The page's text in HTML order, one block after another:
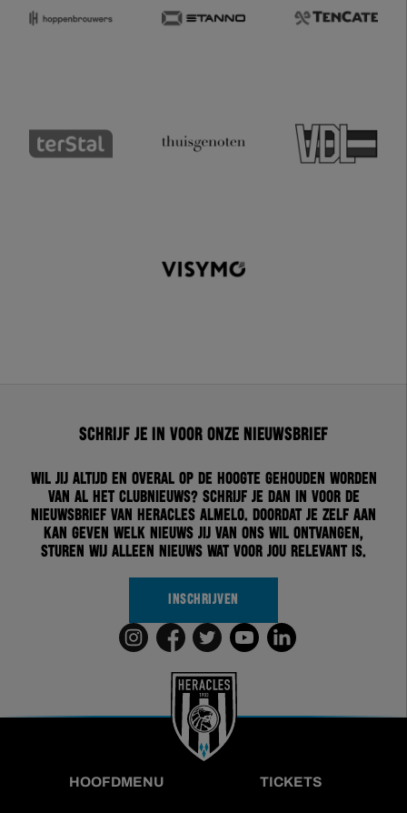
Schrijf je in voor onze nieuwsbrief
Wil jij altijd en overal op de hoogte gehouden worden
van al het clubnieuws? Schrijf je dan in voor de
nieuwsbrief van Heracles Almelo. Doordat je zelf aan
kan geven welk nieuws jij van ons wil ontvangen,
sturen wij alleen nieuws wat voor jou relevant is.
INSCHRIJVEN
HOOFDMENU TICKETS